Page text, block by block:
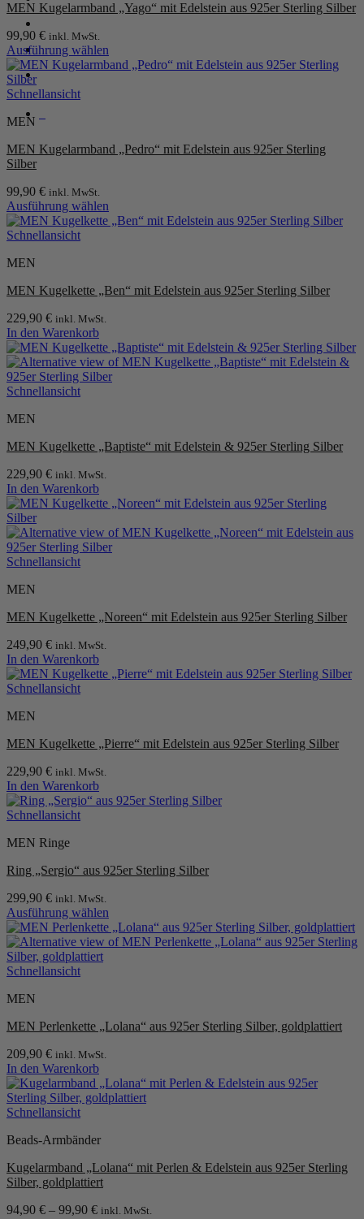
Warenkorb /0,00
Die
Optionen
können
auf
der
Produktseite
gewählt
werden
MEN Kugelarmband „Yago“ mit Edelstein aus 925er Sterling Silber
99,90 € inkl. MwSt.
Ausführung wählen
Dieses
Produkt
weist
Varianten
Die
Optionen
auf
der
Produktseite
gewählt
Schnellansicht
MEN
MEN Kugelarmband „Pedro“ mit Edelstein aus 925er Sterling
Silber
99,90 € inkl. MwSt.
Ausführung wählen
Dieses
Produkt
mehrere
auf.
Optionen
können
auf
der
Produktseite
gewählt
Schnellansicht
MEN
MEN Kugelkette „Ben“ mit Edelstein aus 925er Sterling Silber
229,90 € inkl. MwSt.
In den Warenkorb
Schnellansicht
MEN
MEN Kugelkette „Baptiste“ mit Edelstein & 925er Sterling Silber
229,90 € inkl. MwSt.
In den Warenkorb
Schnellansicht
MEN
MEN Kugelkette „Noreen“ mit Edelstein aus 925er Sterling Silber
249,90 € inkl. MwSt.
In den Warenkorb
Schnellansicht
MEN
MEN Kugelkette „Pierre“ mit Edelstein aus 925er Sterling Silber
229,90 € inkl. MwSt.
In den Warenkorb
Schnellansicht
MEN Ringe
Ring „Sergio“ aus 925er Sterling Silber
299,90 € inkl. MwSt.
Ausführung wählen
Dieses
Produkt
weist
mehrere
auf.
Optionen
auf
der
Produktseite
gewählt
werden
Schnellansicht
MEN
MEN Perlenkette „Lolana“ aus 925er Sterling Silber, goldplattiert
209,90 € inkl. MwSt.
In den Warenkorb
Schnellansicht
Beads-Armbänder
Kugelarmband „Lolana“ mit Perlen & Edelstein aus 925er Sterling
Silber, goldplattiert
94,90 € – 99,90 € inkl. MwSt.